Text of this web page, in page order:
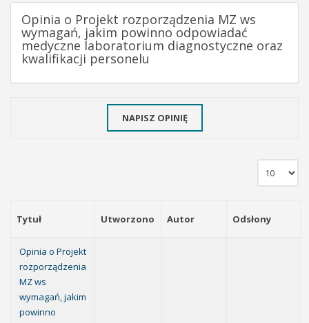
Opinia o Projekt rozporządzenia MZ ws
wymagań, jakim powinno odpowiadać
medyczne laboratorium diagnostyczne oraz
kwalifikacji personelu
NAPISZ OPINIĘ
Tytuł Utworzono Autor Odsłony
Opinia o Projekt
rozporządzenia
MZ ws
wymagań, jakim
powinno